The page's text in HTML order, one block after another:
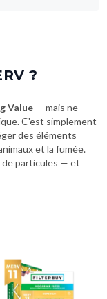
?
Value — mais ne
C'est simplement
des éléments
et la fumée.
de particules — et